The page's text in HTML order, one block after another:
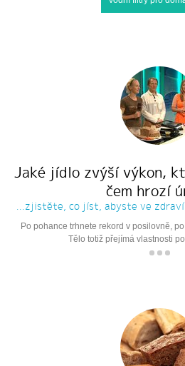
Jaké jídlo zvýší výkon,
čem hrozí
...zjistěte, co jíst, abyste ve
Po pohance trhnete rekord v posilovně,
Tělo totiž přejímá vlastnosti